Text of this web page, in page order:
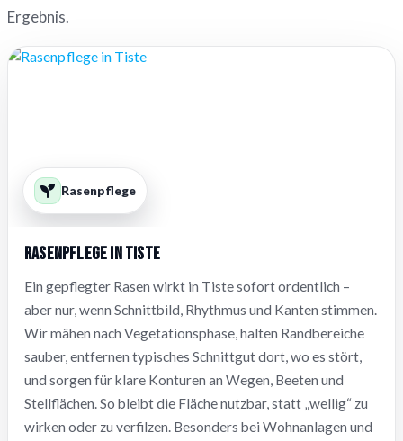
Ergebnis.
Rasenpflege
Rasenpflege in Tiste
Ein gepflegter Rasen wirkt in Tiste sofort ordentlich –
aber nur, wenn Schnittbild, Rhythmus und Kanten stimmen.
Wir mähen nach Vegetationsphase, halten Randbereiche
sauber, entfernen typisches Schnittgut dort, wo es stört,
und sorgen für klare Konturen an Wegen, Beeten und
Stellflächen. So bleibt die Fläche nutzbar, statt „wellig“ zu
wirken oder zu verfilzen. Besonders bei Wohnanlagen und